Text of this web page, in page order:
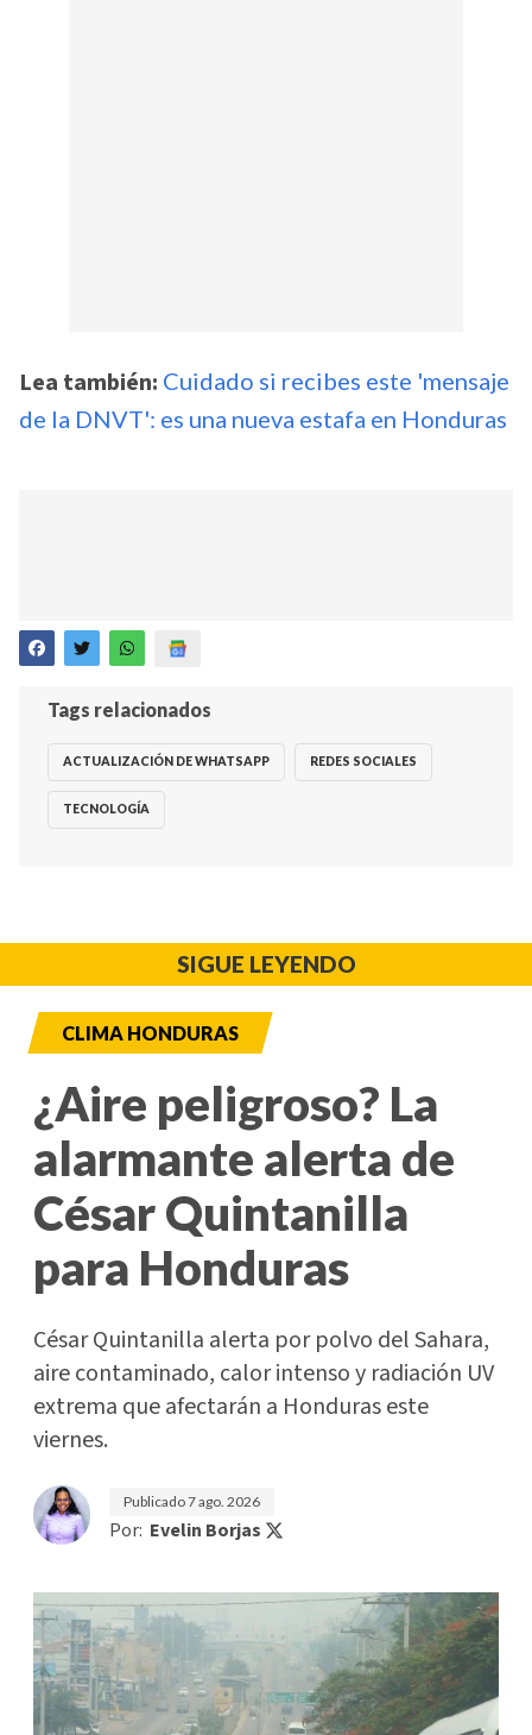
Lea también: Cuidado si recibes este 'mensaje
de la DNVT': es una nueva estafa en Honduras
Tags relacionados
ACTUALIZACIÓN DE WHATSAPP REDES SOCIALES
TECNOLOGÍA
SIGUE LEYENDO
CLIMA HONDURAS
¿Aire peligroso? La
alarmante alerta de
César Quintanilla
para Honduras
César Quintanilla alerta por polvo del Sahara,
aire contaminado, calor intenso y radiación UV
extrema que afectarán a Honduras este
viernes.
Publicado7 ago. 2026
Por: Evelin Borjas